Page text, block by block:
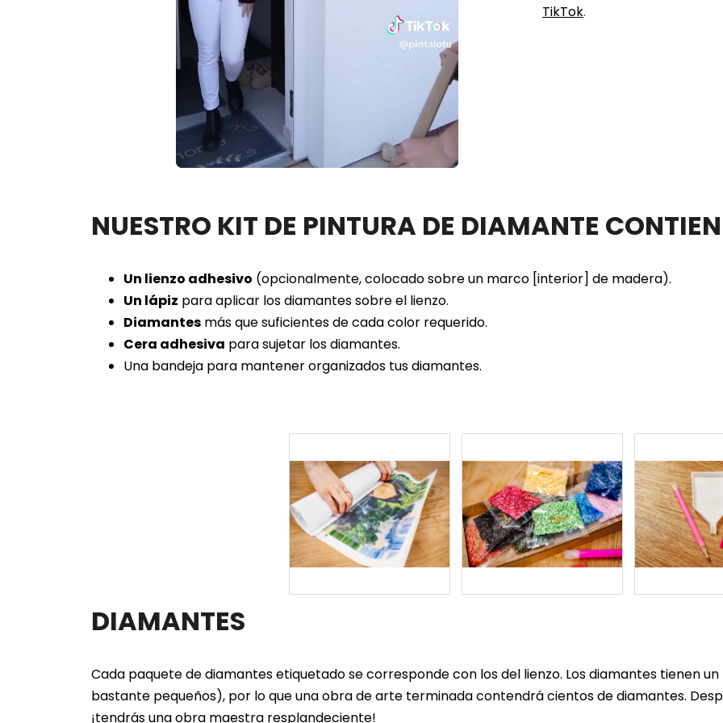
Unmute Loaded
100.00%
TikTok.
NUESTRO KIT DE PINTURA DE DIAMANTE
Un lienzo adhesivo (opcionalmente, colocado sobre un marco [interior] de madera).
Un lápiz para aplicar los diamantes sobre el lienzo.
Diamantes más que suficientes de cada color requerido.
Cera adhesiva para sujetar los diamantes.
Una bandeja para mantener organizados tus diamantes.
DIAMANTES
Cada paquete de diamantes etiquetado se corresponde con los del lienzo. Los diamantes tienen
bastante pequeños), por lo que una obra de arte terminada contendrá cientos de diamantes.
¡tendrás una obra maestra resplandeciente!